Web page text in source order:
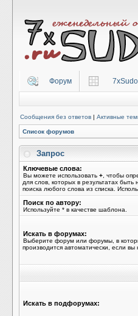
Форум
Сообщения без ответов | Активные
Список форумов
Запрос
Ключевые слова:
Вы можете использовать + , чтобы
для слов, которых в результатах
поиска любого слова из списка.
Поиск по автору:
Используйте * в качестве шаблона.
Искать в форумах:
Выберите форум или форумы, в
производится автоматически, если
Искать в подфорумах: